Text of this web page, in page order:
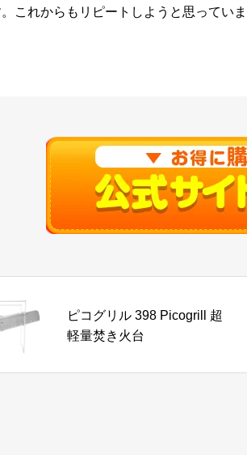
これからもリピートしようと思ってい
ピコグリル 398 Picogrill 超
軽量焚き火台